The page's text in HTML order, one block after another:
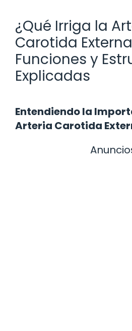
¿Qué Irriga la
Carotida
Funciones y
Explicadas
Entendiendo la
Arteria Carotida